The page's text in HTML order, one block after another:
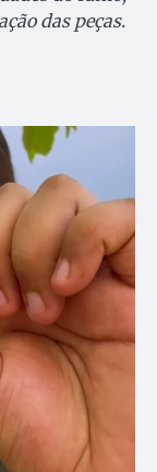
das peças.